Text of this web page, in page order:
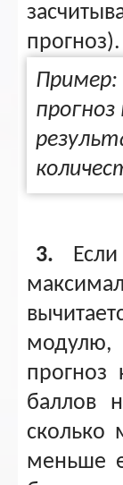
прогноз).
Пример:
3.
модулю,
прогноз
баллов
сколько
меньше